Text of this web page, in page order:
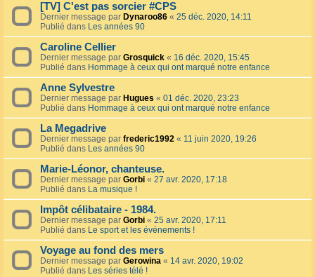
[TV] C'est pas sorcier #CPS
Dernier message par Dynaroo86 « 25 déc. 2020, 14:11
Publié dans Les années 90
Caroline Cellier
Dernier message par Grosquick « 16 déc. 2020, 15:45
Publié dans Hommage à ceux qui ont marqué notre enfance
Anne Sylvestre
Dernier message par Hugues « 01 déc. 2020, 23:23
Publié dans Hommage à ceux qui ont marqué notre enfance
La Megadrive
Dernier message par frederic1992 « 11 juin 2020, 19:26
Publié dans Les années 90
Marie-Léonor, chanteuse.
Dernier message par Gorbi « 27 avr. 2020, 17:18
Publié dans La musique !
Impôt célibataire - 1984.
Dernier message par Gorbi « 25 avr. 2020, 17:11
Publié dans Le sport et les événements !
Voyage au fond des mers
Dernier message par Gerowina « 14 avr. 2020, 19:02
Publié dans Les séries télé !